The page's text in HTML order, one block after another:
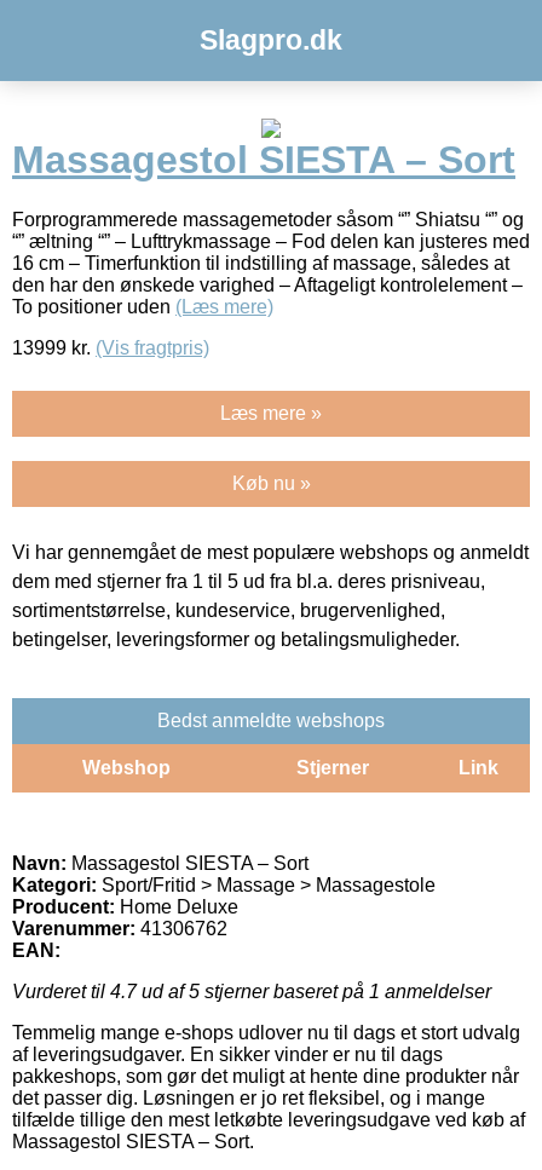
Slagpro.dk
Massagestol SIESTA – Sort
Forprogrammerede massagemetoder såsom “” Shiatsu “” og
“” æltning “” – Lufttrykmassage – Fod delen kan justeres med
16 cm – Timerfunktion til indstilling af massage, således at
den har den ønskede varighed – Aftageligt kontrolelement –
To positioner uden (Læs mere)
13999 kr. (Vis fragtpris)
Læs mere »
Køb nu »
Vi har gennemgået de mest populære webshops og anmeldt
dem med stjerner fra 1 til 5 ud fra bl.a. deres prisniveau,
sortimentstørrelse, kundeservice, brugervenlighed,
betingelser, leveringsformer og betalingsmuligheder.
Bedst anmeldte webshops
Webshop Stjerner Link
Navn: Massagestol SIESTA – Sort
Kategori: Sport/Fritid > Massage > Massagestole
Producent: Home Deluxe
Varenummer: 41306762
EAN:
Vurderet til 4.7ud af 5 stjerner baseret på 1 anmeldelser
Temmelig mange e-shops udlover nu til dags et stort udvalg
af leveringsudgaver. En sikker vinder er nu til dags
pakkeshops, som gør det muligt at hente dine produkter når
det passer dig. Løsningen er jo ret fleksibel, og i mange
tilfælde tillige den mest letkøbte leveringsudgave ved køb af
Massagestol SIESTA – Sort.